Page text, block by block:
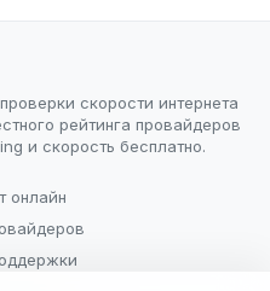
скорости интернета
рейтинга провайдеров
и скорость бесплатно.
онлайн